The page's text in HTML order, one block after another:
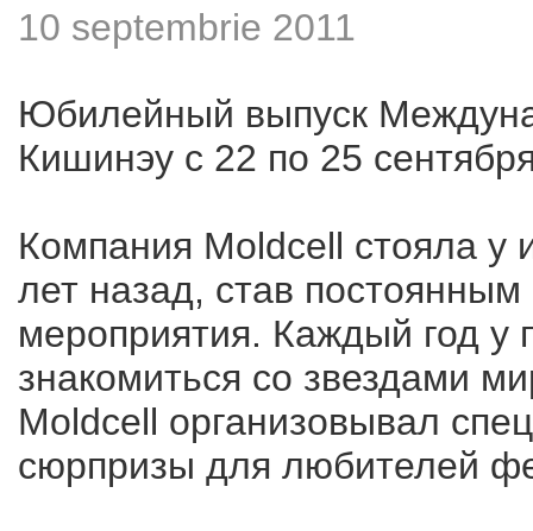
10 septembrie 2011
Юбилейный выпуск
Кишинэу с 22 по 25
Компания Moldcell стояла у
лет назад, став
мероприятия. Каждый год у
знакомиться со звездами
Moldcell организовывал
сюрпризы для любителей